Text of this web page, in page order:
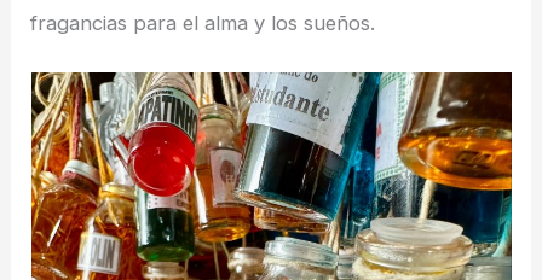
fragancias para el alma y los sueños.